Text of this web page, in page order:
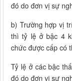
đó do đơn vị sự
b) Trường hợp vị
thì tỷ lệ ở bậc 4
chức được cấp có
Tỷ lệ ở các bậc
đó do đơn vị sự